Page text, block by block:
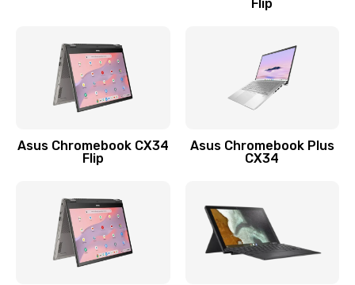
Замена разъёма наушников (гарнитуры)
Замена кнопок громкости
Защита гидрогелевой пленкой
Flip
Asus Chromebook CX34
Flip
Asus Chromebook Plus
CX34